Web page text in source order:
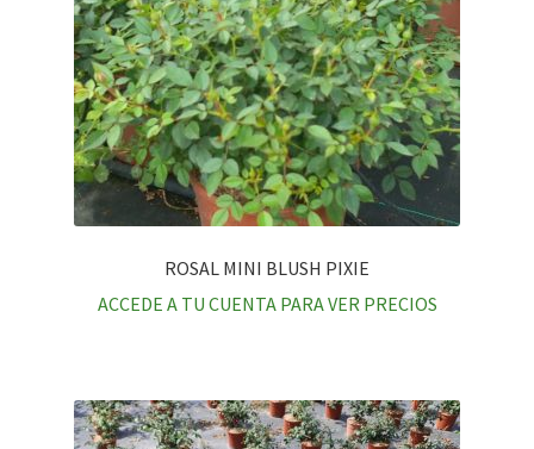
ROSAL MINI BLUSH PIXIE
ACCEDE A TU CUENTA PARA VER PRECIOS